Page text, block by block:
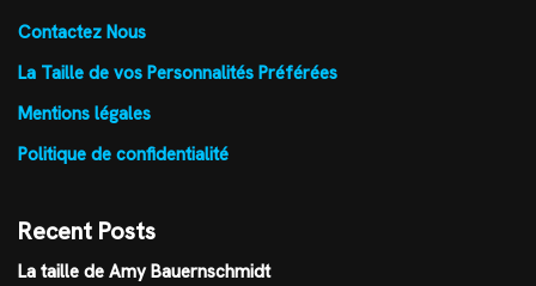
Contactez Nous
La Taille de vos Personnalités Préférées
Mentions légales
Politique de confidentialité
Recent Posts
La taille de Amy Bauernschmidt